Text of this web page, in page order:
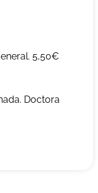
5,50€
Doctora